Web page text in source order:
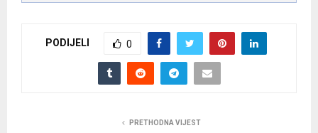
PODIJELI 0
PRETHODNA VIJEST